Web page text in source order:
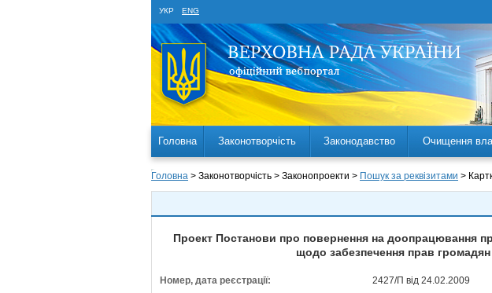
УКР ENG
Головна Законотворчість Законодавство Очищення
Головна > Законотворчість > Законопроекти > Пошук за реквізитами >
Проект Постанови про повернення на доопрацювання
щодо забезпечення прав
Номер, дата реєстрації:
2427/П від 24.02.2009